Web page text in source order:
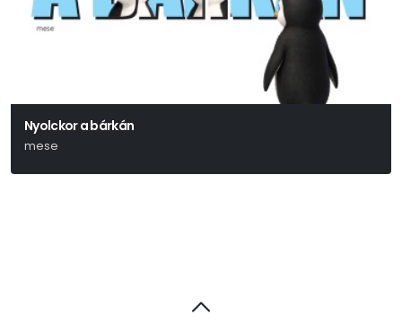
Nyolckor a bárkán
mese